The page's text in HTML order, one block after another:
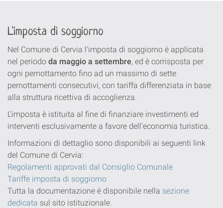
L'imposta di soggiorno
Nel Comune di Cervia l'imposta di soggiorno è applicata
nel periodo da maggio a settembre, ed è corrisposta per
ogni pernottamento fino ad un massimo di sette
pernottamenti consecutivi, con tariffa differenziata in base
alla struttura ricettiva di accoglienza.
L'imposta è istituita al fine di finanziare investimenti ed
interventi esclusivamente a favore dell'economia turistica.
Informazioni di dettaglio sono disponibili ai seguenti link
del Comune di Cervia:
Regolamenti approvati dal Consiglio Comunale
Tariffe imposta di soggiorno
Tutta la documentazione è disponibile nella sezione
dedicata sul sito istituzionale.